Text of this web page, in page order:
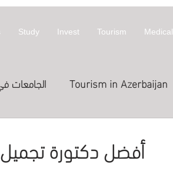
Medical
Tourism
Invest
Study
الجامعات Tourism in Azerbaijan
أفضل دكتورة